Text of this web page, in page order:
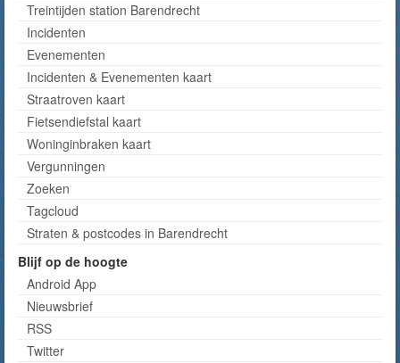
Treintijden station Barendrecht
Incidenten
Evenementen
Incidenten & Evenementen kaart
Straatroven kaart
Fietsendiefstal kaart
Woninginbraken kaart
Vergunningen
Zoeken
Tagcloud
Straten & postcodes in Barendrecht
Blijf op de hoogte
Android App
Nieuwsbrief
RSS
Twitter